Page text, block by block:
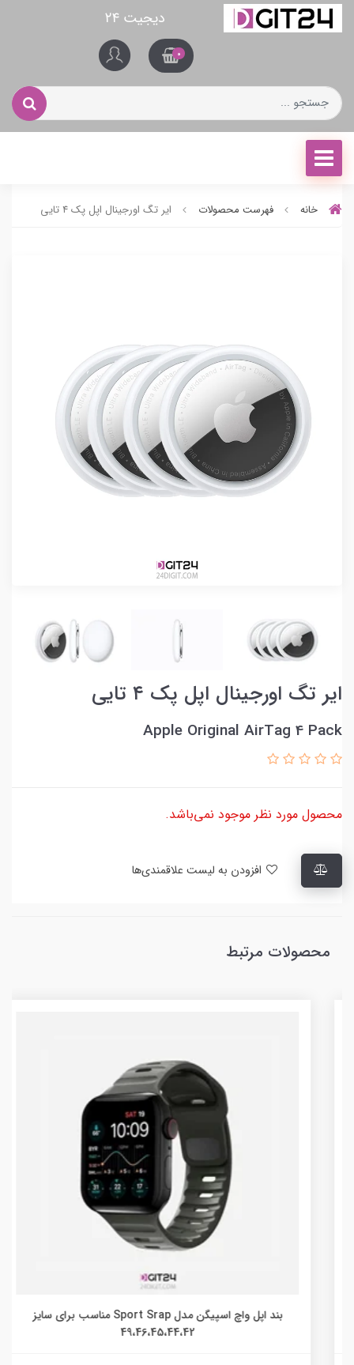
دیجیت ۲۴
0
خانه فهرست محصولات ایر تگ اورجینال اپل پک ۴ تایی
ایر تگ اورجینال اپل پک ۴ تایی
Apple Original AirTag 4 Pack
محصول مورد نظر موجود نمی‌باشد.
محصولات مرتبط
بند اپل واچ اسپیگن مدل Sport Srap مناسب برای سایز
49،46،45،44،42